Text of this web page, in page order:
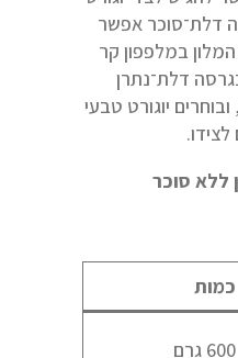
דלת־סוכר אפשר
במלפפון קר
דלת־נתרן
יוגורט טבעי
ללא סוכר
כמות
600 גרם